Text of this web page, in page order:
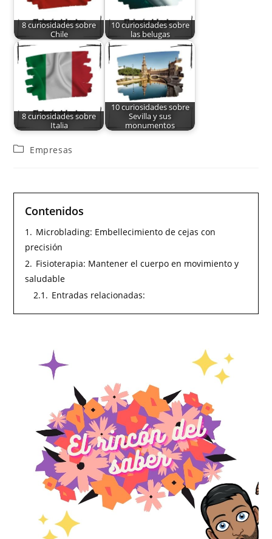
8 curiosidades sobre
Chile
10 curiosidades sobre
las belugas
8 curiosidades sobre
Italia
10 curiosidades sobre
Sevilla y sus
monumentos
Empresas
Contenidos
1. Microblading: Embellecimiento de cejas con
precisión
2. Fisioterapia: Mantener el cuerpo en movimiento y
saludable
2.1. Entradas relacionadas: